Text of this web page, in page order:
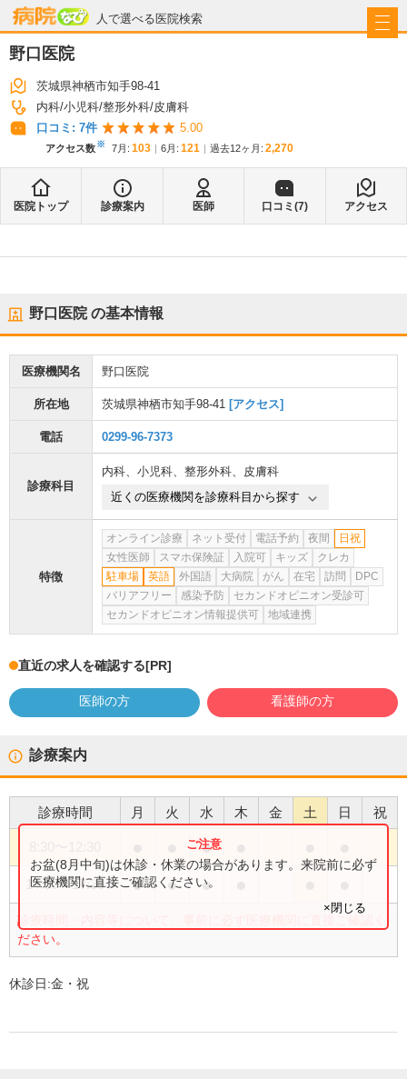
人で選べる医院検索
病院なび
野口医院
茨城県神栖市知手98-41
内科 小児科 整形外科 皮膚科
口コミ: 7件 5.00
アクセス数※ 7月 : 103 6月 : 121 過去12ヶ月: 2,270
医院トップ 診療案内 医師 口コミ(7) アクセス
野口医院の基本情報
医療機関名 野口医院
所在地 茨城県神栖市知手98-41 [アクセス]
電話 0299-96-7373
診療科目
内科、 小児科、 整形外科、 皮膚科
近くの医療機関を診療科目から探す
特徴
オンライン診療 ネット受付 電話予約 夜間
日祝
女性医師
スマホ保険証 入院可 キッズ
クレカ
駐車場
英語 外国語 大病院 がん 在宅 訪問
DPC
バリアフリー
感染予防
セカンドオピニオン受診可
セカンドオピニオン情報提供可
地域連携
直近の求人を確認する[PR]
医師の方 看護師の方
診療案内
診療時間 月 火 水 木 金 土 日 祝
●
14:00〜17:30 ● ● ●
診療時間・内容等について、事前に必ず医療機関に直接ご確認く
ださい。
お盆(8月中旬)は休診・休業の場合があります。来院前に必ず
医療機関に直接ご確認ください。
×閉じる
休診日:金・祝